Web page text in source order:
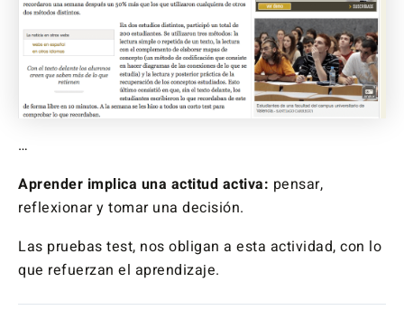
…
Aprender implica una actitud activa: pensar,
reflexionar y tomar una decisión.
Las pruebas test, nos obligan a esta actividad, con lo
que refuerzan el aprendizaje.